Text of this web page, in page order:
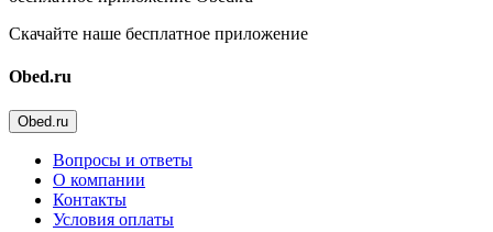
Скачайте наше бесплатное приложение
Obed.ru
Obed.ru
Вопросы и ответы
О компании
Контакты
Условия оплаты